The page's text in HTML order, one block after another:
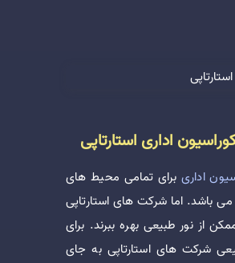
اداری استارتاپی
اداریبرای تمامی محیط های
می باشد. اما شرکت های استارتاپی
از نور طبیعی بهره ببرند. برای
شرکت های استارتاپی به جای